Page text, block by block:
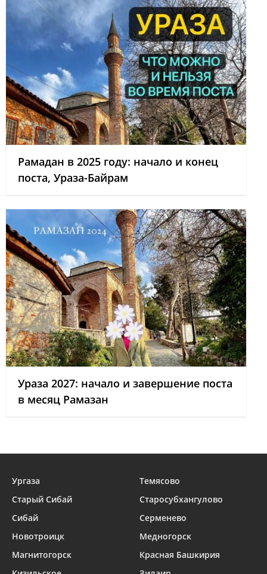
Рамадан в 2025 году: начало и конец
поста, Ураза-Байрам
Ураза 2027: начало и завершение поста
в месяц Рамазан
Ургаза
Темясово
Старый Сибай
Старосубхангулово
Сибай
Серменево
Новотроицк
Медногорск
Магнитогорск
Красная Башкирия